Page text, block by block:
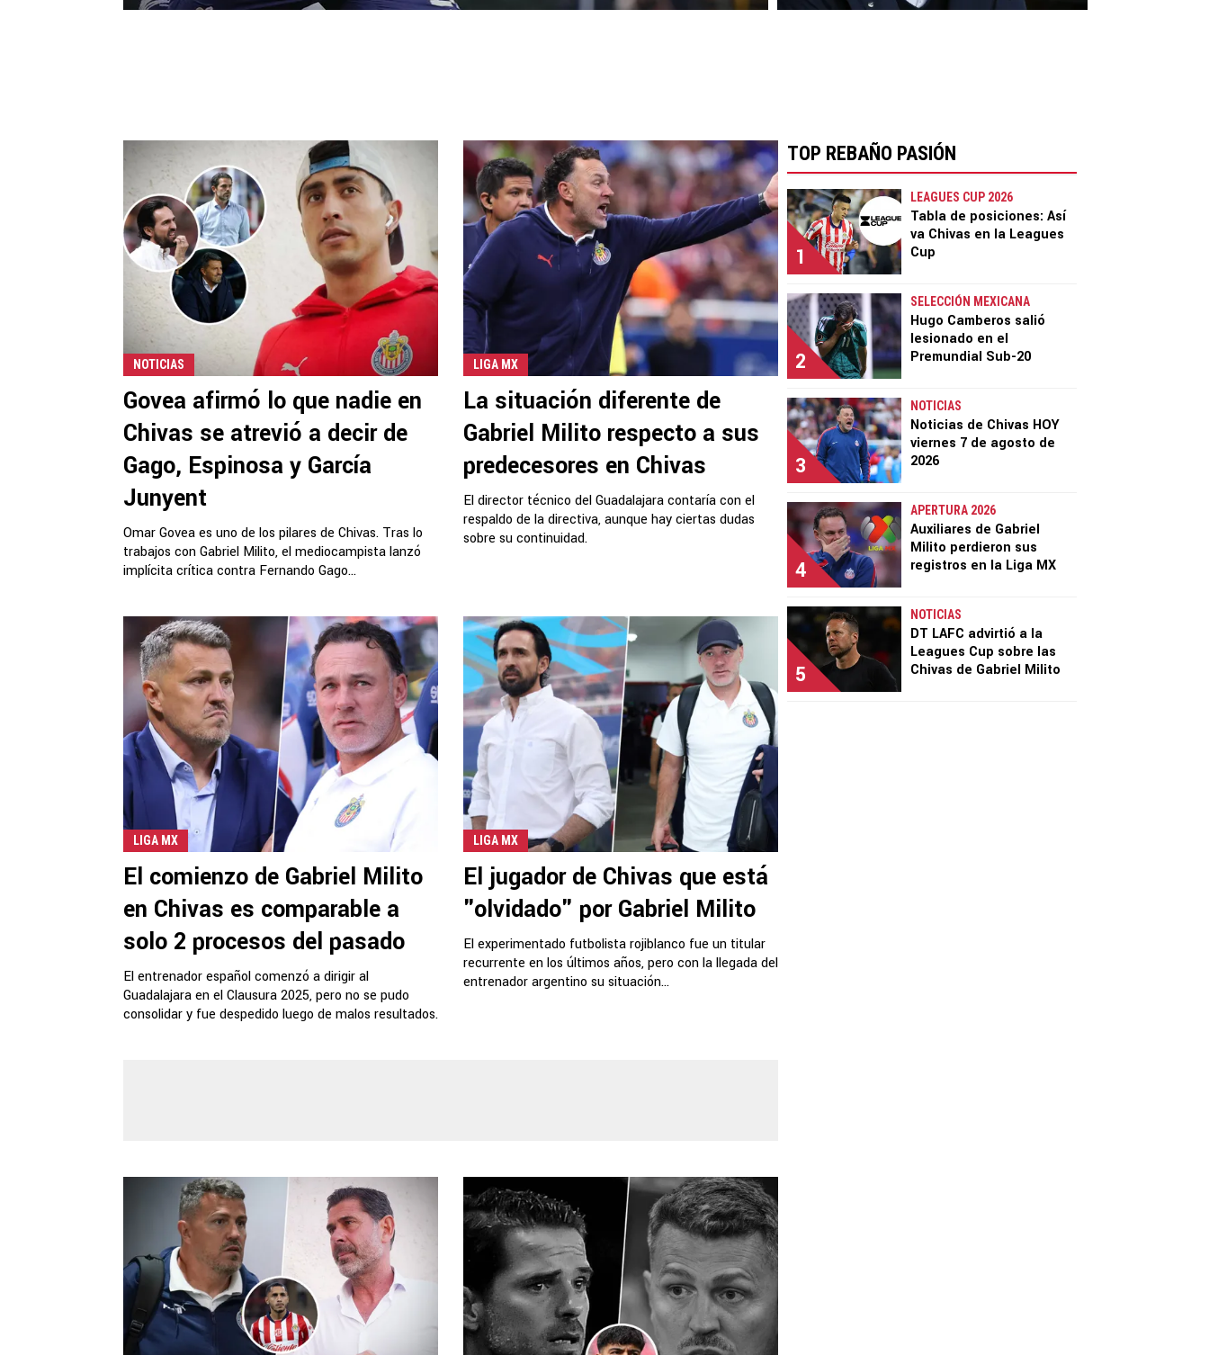
NOTICIAS
Govea afirmó lo que nadie en
Chivas se atrevió a decir de
Gago, Espinosa y García
Junyent
Omar Govea es uno de los pilares de Chivas. Tras lo
trabajos con Gabriel Milito, el mediocampista lanzó
implícita crítica contra Fernando Gago...
LIGA MX
La situación diferente de
Gabriel Milito respecto a sus
predecesores en Chivas
El director técnico del Guadalajara contaría con el
respaldo de la directiva, aunque hay ciertas dudas
sobre su continuidad.
LIGA MX
El comienzo de Gabriel Milito
en Chivas es comparable a
solo 2 procesos del pasado
El entrenador español comenzó a dirigir al
Guadalajara en el Clausura 2025, pero no se pudo
consolidar y fue despedido luego de malos resultados.
LIGA MX
El jugador de Chivas que está
"olvidado" por Gabriel Milito
El experimentado futbolista rojiblanco fue un titular
recurrente en los últimos años, pero con la llegada del
entrenador argentino su situación...
TOP REBAÑO PASIÓN
1
LEAGUES CUP 2026
Tabla de posiciones: Así
va Chivas en la Leagues
Cup
2
SELECCIÓN MEXICANA
Hugo Camberos salió
lesionado en el
Premundial Sub-20
3
NOTICIAS
Noticias de Chivas HOY
viernes 7 de agosto de
2026
4
APERTURA 2026
Auxiliares de Gabriel
Milito perdieron sus
registros en la Liga MX
5
NOTICIAS
DT LAFC advirtió a la
Leagues Cup sobre las
Chivas de Gabriel Milito